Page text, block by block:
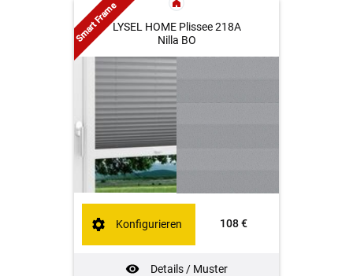
LYSEL HOME Plissee 218A
Nilla BO
108 €
Details / Muster
Konfigurieren
Smart Frame